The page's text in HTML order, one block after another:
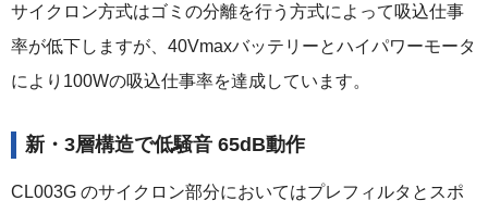
サイクロン方式はゴミの分離を行う方式によって吸込仕事
率が低下しますが、40Vmaxバッテリーとハイパワーモータ
により100Wの吸込仕事率を達成しています。
新・3層構造で低騒音 65dB動作
CL003G のサイクロン部分においてはプレフィルタとスポ